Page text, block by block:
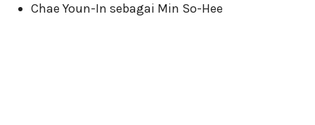
Chae Youn-In sebagai Min So-Hee